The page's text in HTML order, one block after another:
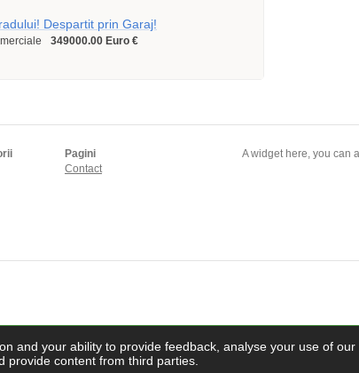
Despartit prin Garaj!
349000.00 Euro €
Pagini
Contact
A widget here, you can
and your ability to provide feedback, analyse your use of our
provide content from third parties.